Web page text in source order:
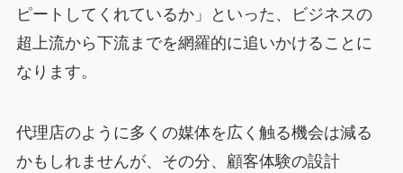
ピートしてくれているか」といった、ビジネスの
超上流から下流までを網羅的に追いかけることに
なります。
代理店のように多くの媒体を広く触る機会は減る
かもしれませんが、その分、顧客体験の設計